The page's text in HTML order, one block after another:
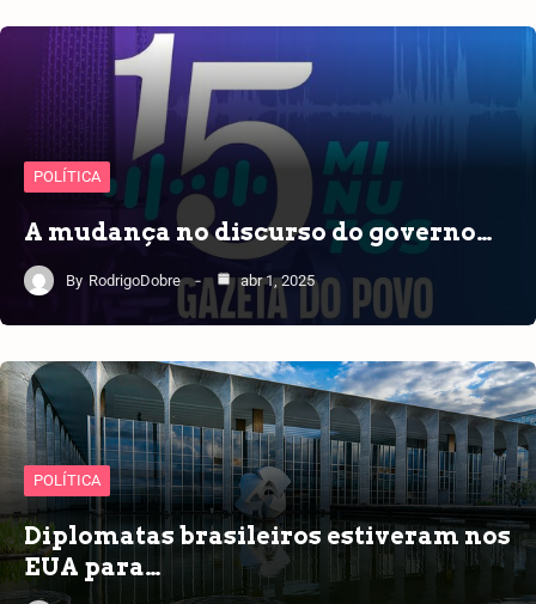
POLÍTICA
A mudança no discurso do governo…
By RodrigoDobre abr 1, 2025
POLÍTICA
Diplomatas brasileiros estiveram nos
EUA para…